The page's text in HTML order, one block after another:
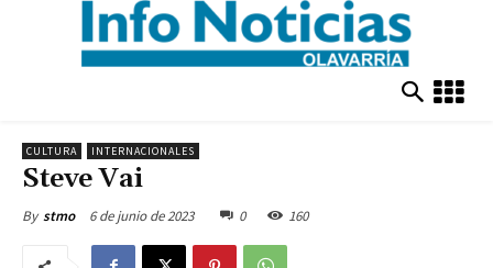
CULTURA INTERNACIONALES
Steve Vai
By stmo 6 de junio de 2023 0 160